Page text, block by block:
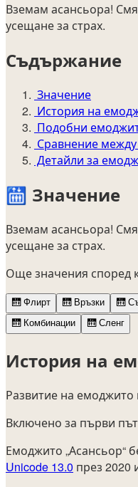
Вземам асансьора!
усещане за страх.
Съдържание
Значение
История на
Подобни
Сравнение
Детайли за
🛗 Значение
Вземам асансьора!
усещане за страх.
Още значения според
🛗 Флирт 🛗 Връзки 🛗
🛗 Комбинации 🛗 Сленг
История на
Развитие на емоджито
Включено за първи път
Емоджито „Асансьор“
Unicode 13.0 през 2020